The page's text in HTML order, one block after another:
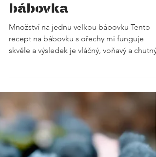
Ořechová
bábovka
Množství na jednu velkou bábovku Tento
recept na bábovku s ořechy mi funguje
skvěle a výsledek je vláčný, voňavý a chutný.
Pokud máte...